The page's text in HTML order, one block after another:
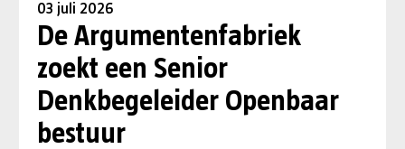
03 juli 2026
De Argumentenfabriek
zoekt een Senior
Denkbegeleider Openbaar
bestuur